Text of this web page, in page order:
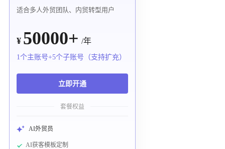
适合多人外贸团队、内贸转型用户
¥ 50000+ /年
1个主账号+5个子账号（支持扩充）
立即开通
套餐权益
AI外贸员
AI获客模板定制